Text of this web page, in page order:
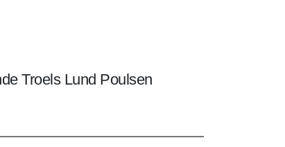
Troels Lund Poulsen